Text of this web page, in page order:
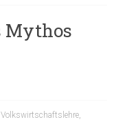
Mythos
Volkswirtschaftslehre,